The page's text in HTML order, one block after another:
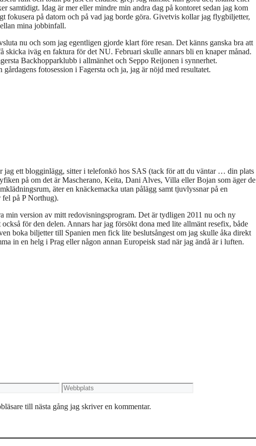
samtidigt. Idag är mer eller mindre min andra dag på kontoret sedan jag kom
fokusera på datorn och på vad jag borde göra. Givetvis kollar jag flygbiljetter,
mina jobbinfall.
nu och som jag egentligen gjorde klart före resan. Det känns ganska bra att
iväg en faktura för det NU. Februari skulle annars bli en knaper månad.
Backhopparklubb i allmänhet och Seppo Reijonen i synnerhet.
fotosession i Fagersta och ja, jag är nöjd med resultatet.
jag ett blogginlägg, sitter i telefonkö hos SAS (tack för att du väntar … din plats
på om det är Mascherano, Keita, Dani Alves, Villa eller Bojan som äger de
äter en knäckemacka utan pålägg samt tjuvlyssnar på en
fel på P Northug).
min version av mitt redovisningsprogram. Det är tydligen 2011 nu och ny
för den delen. Annars har jag försökt dona med lite allmänt resefix, både
boka biljetter till Spanien men fick lite beslutsångest om jag skulle åka direkt
in en helg i Prag eller någon annan Europeisk stad när jag ändå är i luften.
Webbplats
till nästa gång jag skriver en kommentar.